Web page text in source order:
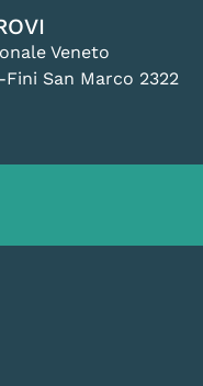
Veneto
San Marco 2322